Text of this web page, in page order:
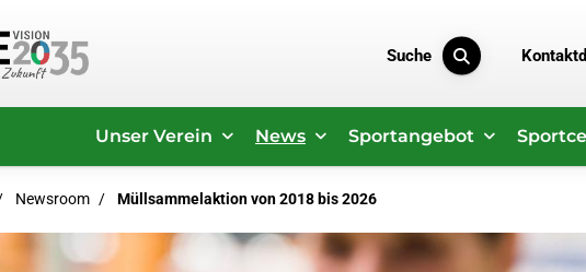
Suche
Unser Verein News Sportangebot
Newsroom Müllsammelaktion von 2018 bis 2026